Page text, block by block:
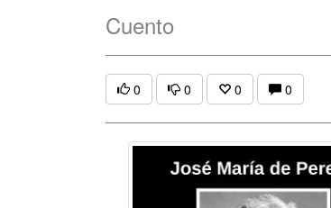
Cuento
0 0 0 0